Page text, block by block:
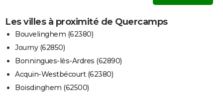
Les villes à proximité de Quercamps
Bouvelinghem (62380)
Journy (62850)
Bonningues-lès-Ardres (62890)
Acquin-Westbécourt (62380)
Boisdinghem (62500)